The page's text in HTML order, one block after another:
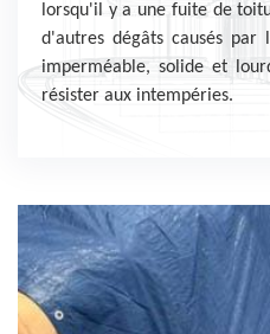
lorsqu'il y a une fuite de
d'autres dégâts causés
imperméable, solide et
résister aux intempéries.